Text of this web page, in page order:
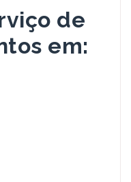
de
em: